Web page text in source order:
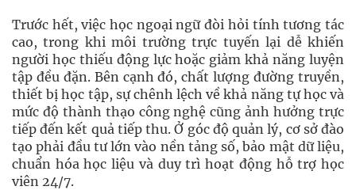
Trước hết, việc học ngoại ngữ đòi hỏi tính tương tác
cao, trong khi môi trường trực tuyến lại dễ khiến
người học thiếu động lực hoặc giảm khả năng luyện
tập đều đặn. Bên cạnh đó, chất lượng đường truyền,
thiết bị học tập, sự chênh lệch về khả năng tự học và
mức độ thành thạo công nghệ cũng ảnh hưởng trực
tiếp đến kết quả tiếp thu. Ở góc độ quản lý, cơ sở đào
tạo phải đầu tư lớn vào nền tảng số, bảo mật dữ liệu,
chuẩn hóa học liệu và duy trì hoạt động hỗ trợ học
viên 24/7.